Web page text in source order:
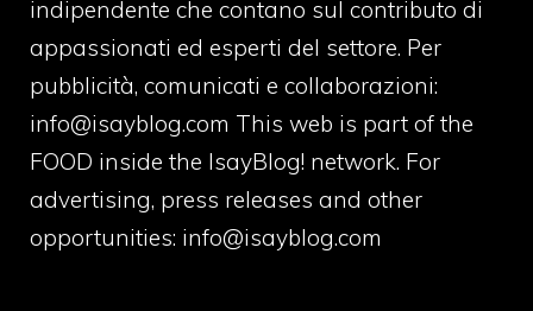
indipendente che contano sul contributo di
appassionati ed esperti del settore. Per
pubblicità, comunicati e collaborazioni:
info@isayblog.com This web is part of the
FOOD inside the IsayBlog! network. For
advertising, press releases and other
opportunities: info@isayblog.com